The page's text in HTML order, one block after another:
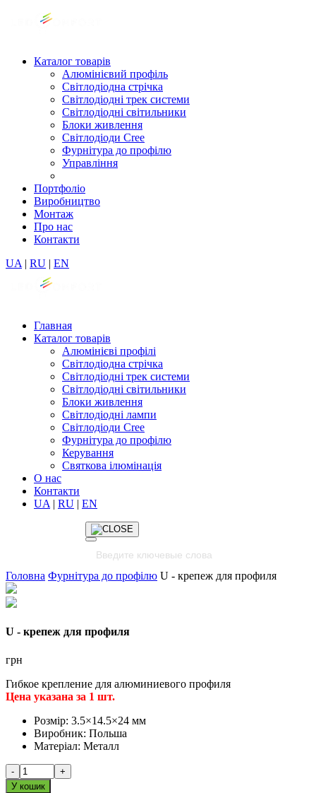
Каталог товарів
Алюмінієвий профіль
Світлодіодна стрічка
Світлодіодні трек системи
Світлодіодні світильники
Блоки живлення
Світлодіоди Cree
Фурнітура до профілю
Управління
Портфоліо
Виробництво
Монтаж
Про нас
Контакти
UA | RU | EN
Главная
Каталог товарів
Алюмінієві профілі
Світлодіодна стрічка
Світлодіодні трек системи
Світлодіодні світильники
Блоки живлення
Світлодіодні лампи
Світлодіоди Cree
Фурнітура до профілю
Керування
Святкова ілюмінація
О нас
Контакти
UA | RU | EN
Головна Фурнітура до профілю U - крепеж для профиля
U - крепеж для профиля
грн
Гибкое крепление для алюминиевого профиля
Цена указана за 1 шт.
Розмір: 3.5×14.5×24 мм
Виробник: Польша
Матеріал: Металл
-
+
У кошик